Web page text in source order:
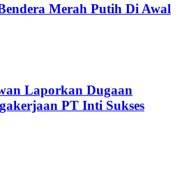
Merah Putih Di Awal
Laporkan Dugaan
PT Inti Sukses